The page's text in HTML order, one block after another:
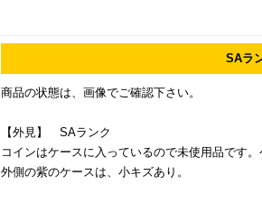
SAラ
商品の状態は、画像でご確認下さい。
【外見】 SAランク
コインはケースに入っているので未使用品です
外側の紫のケースは、小キズあり。